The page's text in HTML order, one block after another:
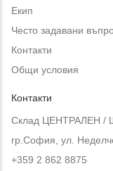
Екип
Често задавани
Контакти
Общи условия
Контакти
Склад ЦЕНТРАЛЕН /
гр.София, ул.
+359 2 862 8875